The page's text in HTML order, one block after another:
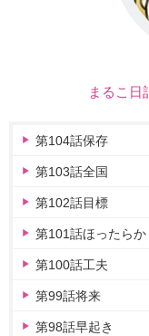
まるこ日
第104話保存
第103話全国
第102話目標
第101話ほったらか
第100話工夫
第99話将来
第98話早起き